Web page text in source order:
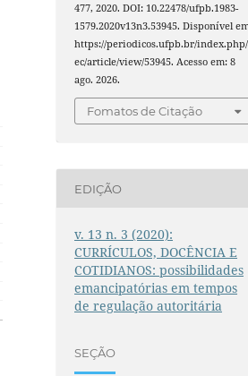
477, 2020. DOI: 10.22478/ufpb.1983-
1579.2020v13n3.53945. Disponível
https://periodicos.ufpb.br/
ec/article/view/53945. Acesso em: 8
ago. 2026.
Fomatos de Citação
EDIÇÃO
v. 13 n. 3 (2020):
CURRÍCULOS, DOCÊNCIA E
COTIDIANOS: possibilidades
emancipatórias em tempos
de regulação autoritária
SEÇÃO